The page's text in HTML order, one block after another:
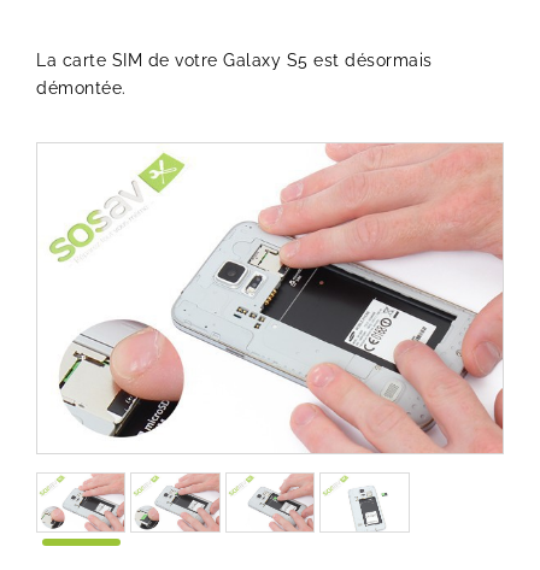
La carte SIM de votre Galaxy S5 est désormais
démontée.